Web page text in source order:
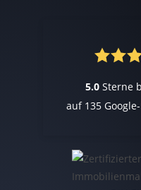
5.0 Sterne
auf 135